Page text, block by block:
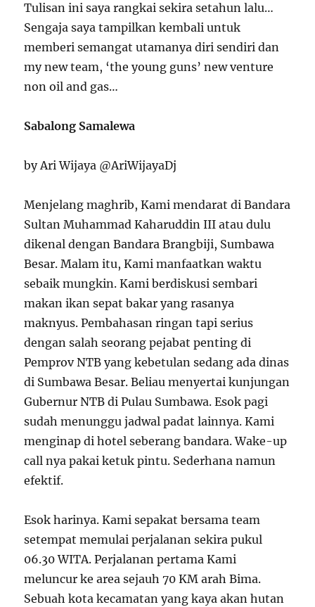
Tulisan ini saya rangkai sekira setahun lalu…
Sengaja saya tampilkan kembali untuk
memberi semangat utamanya diri sendiri dan
my new team, ‘the young guns’ new venture
non oil and gas…
Sabalong Samalewa
by Ari Wijaya @AriWijayaDj
Menjelang maghrib, Kami mendarat di Bandara
Sultan Muhammad Kaharuddin III atau dulu
dikenal dengan Bandara Brangbiji, Sumbawa
Besar. Malam itu, Kami manfaatkan waktu
sebaik mungkin. Kami berdiskusi sembari
makan ikan sepat bakar yang rasanya
maknyus. Pembahasan ringan tapi serius
dengan salah seorang pejabat penting di
Pemprov NTB yang kebetulan sedang ada dinas
di Sumbawa Besar. Beliau menyertai kunjungan
Gubernur NTB di Pulau Sumbawa. Esok pagi
sudah menunggu jadwal padat lainnya. Kami
menginap di hotel seberang bandara. Wake-up
call nya pakai ketuk pintu. Sederhana namun
efektif.
Esok harinya. Kami sepakat bersama team
setempat memulai perjalanan sekira pukul
06.30 WITA. Perjalanan pertama Kami
meluncur ke area sejauh 70 KM arah Bima.
Sebuah kota kecamatan yang kaya akan hutan